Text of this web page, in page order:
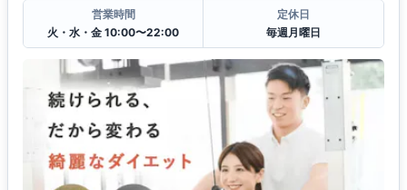
営業時間
火・水・金 10:00〜22:00
定休日
毎週月曜日